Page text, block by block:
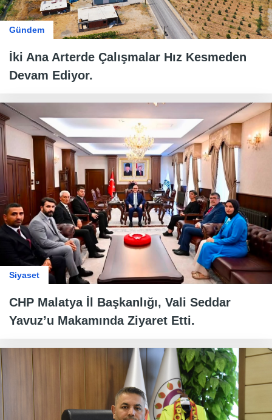
Gündem
İki Ana Arterde Çalışmalar Hız Kesmeden
Devam Ediyor.
Siyaset
CHP Malatya İl Başkanlığı, Vali Seddar
Yavuz’u Makamında Ziyaret Etti.